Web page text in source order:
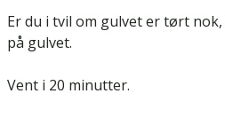
Er du i tvil om gulvet er tørt
på gulvet.
Vent i 20 minutter.